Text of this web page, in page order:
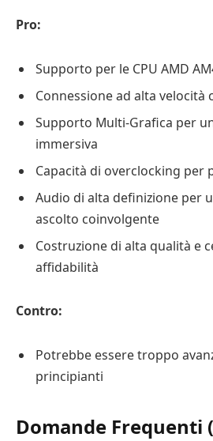
Pro:
Supporto per le CPU AMD
Connessione ad alta velocità
Supporto Multi-Grafica per
immersiva
Capacità di overclocking per
Audio di alta definizione per
ascolto coinvolgente
Costruzione di alta qualità e
affidabilità
Contro:
Potrebbe essere troppo
principianti
Domande Frequenti